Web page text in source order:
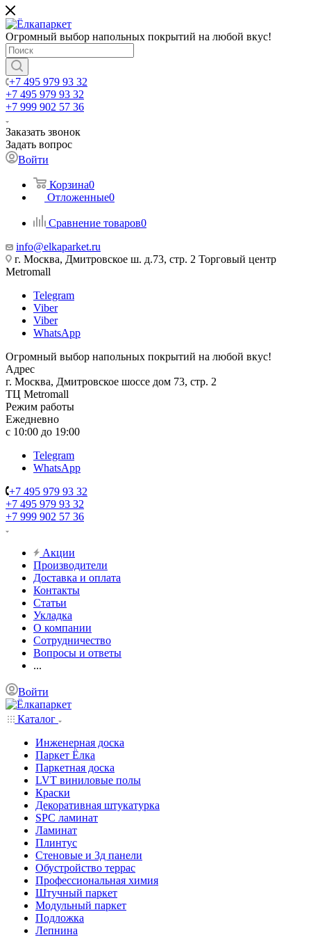
Огромный выбор напольных покрытий на любой вкус!
+7 495 979 93 32
+7 495 979 93 32
+7 999 902 57 36
Заказать звонок
Задать вопрос
Войти
Корзина0
Отложенные0
Сравнение товаров0
info@elkaparket.ru
г. Москва, Дмитровское ш. д.73, стр. 2 Торговый центр
Metromall
Telegram
Viber
Viber
WhatsApp
Огромный выбор напольных покрытий на любой вкус!
Адрес
г. Москва, Дмитровское шоссе дом 73, стр. 2
ТЦ Metromall
Режим работы
Ежедневно
с 10:00 до 19:00
Telegram
WhatsApp
+7 495 979 93 32
+7 495 979 93 32
+7 999 902 57 36
Акции
Производители
Доставка и оплата
Контакты
Статьи
Укладка
О компании
Сотрудничество
Вопросы и ответы
...
Войти
Каталог
Инженерная доска
Паркет Ёлка
Паркетная доска
LVT виниловые полы
Краски
Декоративная штукатурка
SPC ламинат
Ламинат
Плинтус
Стеновые и 3д панели
Обустройство террас
Профессиональная химия
Штучный паркет
Модульный паркет
Подложка
Лепнина